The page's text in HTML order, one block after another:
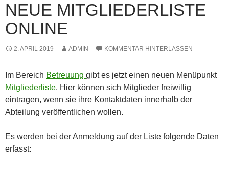
NEUE MITGLIEDERLISTE
ONLINE
2. APRIL 2019 ADMIN KOMMENTAR HINTERLASSEN
Im Bereich Betreuung gibt es jetzt einen neuen Menüpunkt
Mitgliederliste. Hier können sich Mitglieder freiwillig
eintragen, wenn sie ihre Kontaktdaten innerhalb der
Abteilung veröffentlichen wollen.
Es werden bei der Anmeldung auf der Liste folgende Daten
erfasst: